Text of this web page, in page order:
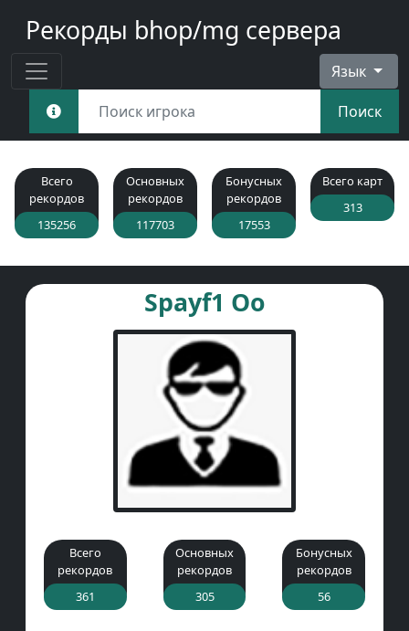
Рекорды bhop/mg сервера
Язык
Поиск
Всего
рекордов
135256
Основных
рекордов
117703
Бонусных
рекордов
17553
Всего карт
313
Spayf1 Oo
Всего
рекордов
361
Основных
рекордов
305
Бонусных
рекордов
56